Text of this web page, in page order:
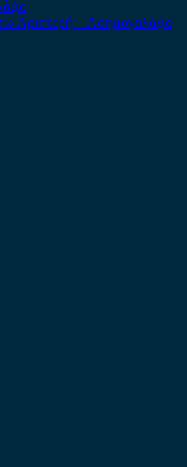
Αριστερή – Ασημογαλάζιο